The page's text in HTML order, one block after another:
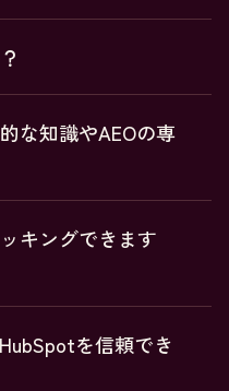
な知識やAEOの専
キングできます
を信頼でき